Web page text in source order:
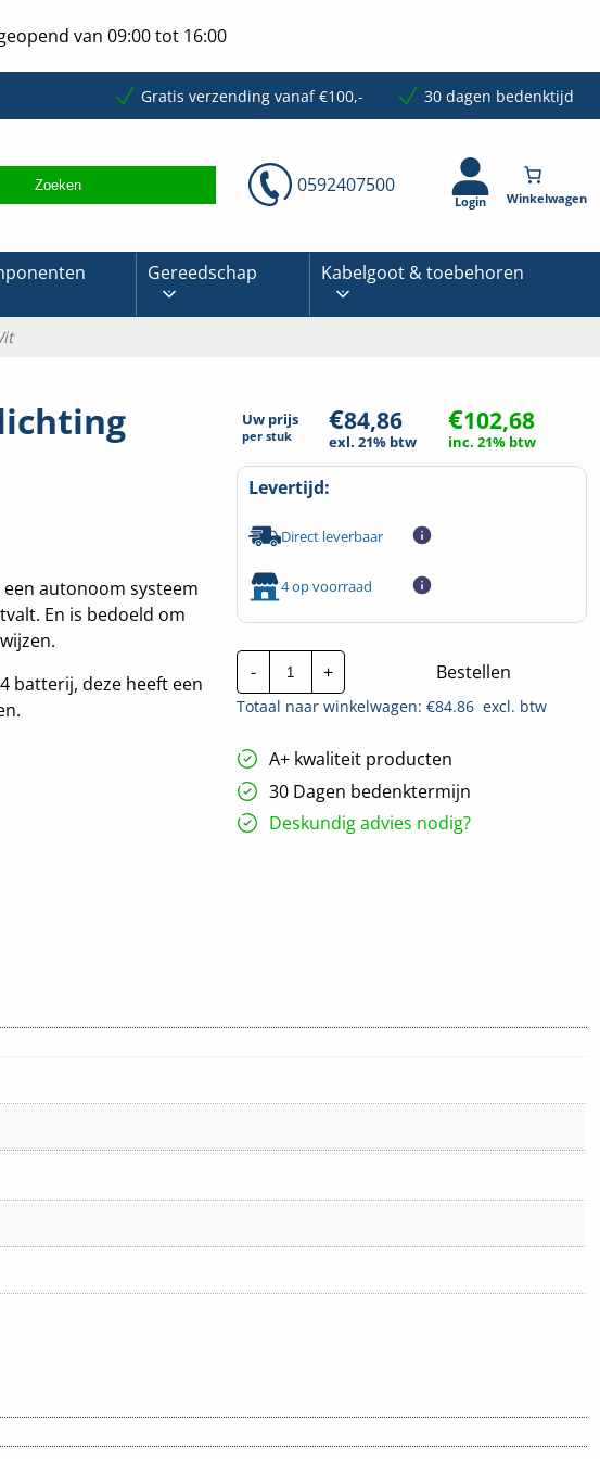
van 09:00 tot 16:00
Gratis verzending vanaf €100,- 30 dagen bedenktijd
0592407500
Login
Gereedschap Kabelgoot & toebehoren
autonoom systeem
En is bedoeld om
batterij, deze heeft een
Uw prijs
per stuk €84,86
exl. 21% btw
€102,68
inc. 21% btw
Levertijd:
Direct leverbaar
4 op voorraad
-
ION
Industries
Noodverlichting
opbouw
|
Wit
hoeveelheid
+ Bestellen
Totaal naar winkelwagen: €84.86excl. btw
A+ kwaliteit producten
30 Dagen bedenktermijn
Deskundig advies nodig?